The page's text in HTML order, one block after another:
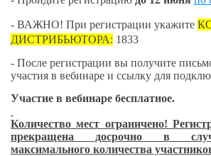
- ВАЖНО! При регистрации укажите
ДИСТРИБЬЮТОРА: 1833
- После регистрации вы получите
участия в вебинаре и ссылку для
Участие в вебинаре бесплатное.
Количество мест ограничено!
прекращена досрочно в
максимального количества